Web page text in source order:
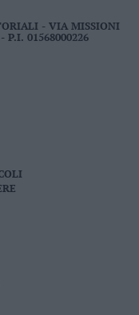
- VIA MISSIONI
P.I. 01568000226